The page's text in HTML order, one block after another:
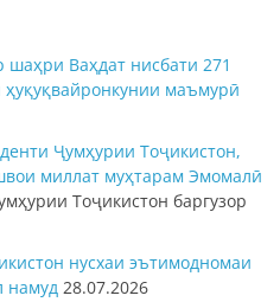
Ваҳдат нисбати 271
маъмурӣ
Ҷумҳурии Тоҷикистон,
миллат муҳтарам Эмомалӣ
Тоҷикистон баргузор
нусхаи эътимодномаи
намуд 28.07.2026